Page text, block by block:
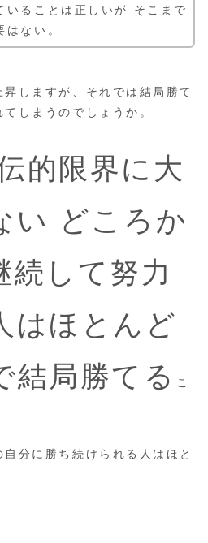
いることは正しいが そこまで
はない。
しますが、それでは結局勝て
しまうのでしょうか。
的限界に大
い どころか
続して努力
はほとんど
結局勝てる こ
分に勝ち続けられる人はほと